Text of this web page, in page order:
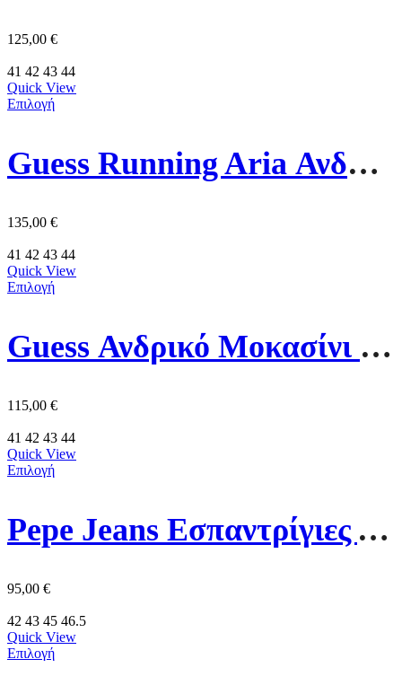
125,00 €
41 42 43 44
Quick View
Επιλογή
Guess Running Aria Ανδρικό Παπούτσι FMJRIAELE12 Γκρι
135,00 €
41 42 43 44
Quick View
Επιλογή
Guess Ανδρικό Mοκασίνι Suede Lopade FMJLOPSUE14 Κάμελ
115,00 €
41 42 43 44
Quick View
Επιλογή
Pepe Jeans Εσπαντρίγιες Ανδρικό Παπούτσι PMS100006-860 Μπεζ
95,00 €
42 43 45 46.5
Quick View
Επιλογή